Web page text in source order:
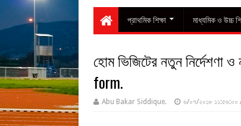
প্রাথমিক শিক্ষা মাধ্যমিক ও উচ্চ
হোম ভিজিটের নতুন
form.
Abu Bakar Siddique. ৬/০৭/২০১৮ ১১:৫৬:০০